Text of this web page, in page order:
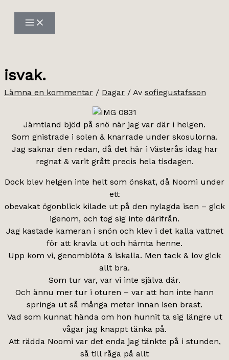
innehåll
isvak.
Lämna en kommentar / Dagar / Av sofiegustafsson
Jämtland bjöd på snö när jag var där i helgen.
Som gnistrade i solen & knarrade under skosulorna.
Jag saknar den redan, då det här i Västerås idag har
regnat & varit grått precis hela tisdagen.
Dock blev helgen inte helt som önskat, då Noomi under
ett
obevakat ögonblick kilade ut på den nylagda isen – gick
igenom, och tog sig inte därifrån.
Jag kastade kameran i snön och klev i det kalla vattnet
för att kravla ut och hämta henne.
Upp kom vi, genomblöta & iskalla. Men tack & lov gick
allt bra.
Som tur var, var vi inte själva där.
Och ännu mer tur i oturen – var att hon inte hann
springa ut så många meter innan isen brast.
Vad som kunnat hända om hon hunnit ta sig längre ut
vågar jag knappt tänka på.
Att rädda Noomi var det enda jag tänkte på i stunden,
så till råga på allt